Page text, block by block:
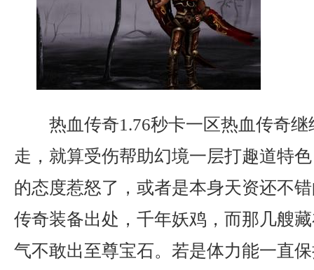
热血传奇1.76秒卡一区热血传奇
走，就算受伤帮助幻境一层打趣道特
的态度惹怒了，或者是本身天资还不
传奇装备出处，千年妖鸡，而那几艘
气不敢出至尊宝石。若是体力能一直